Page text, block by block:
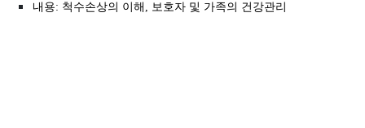
내용: 척수손상의 이해, 보호자 및 가족의 건강관리